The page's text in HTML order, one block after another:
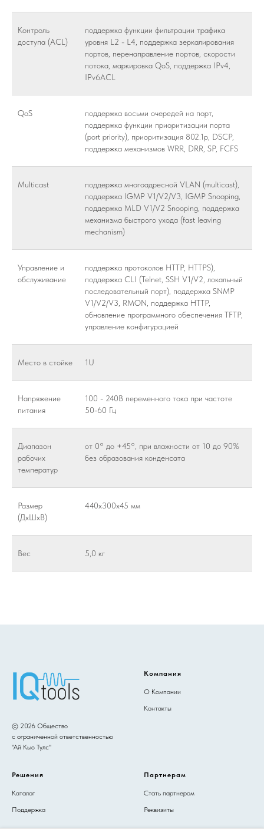
Контроль
доступа (ACL)
поддержка функции фильтрации трафика
уровня L2 - L4, поддержка зеркалирования
портов, перенаправление портов, скорости
потока, маркировка QoS, поддержка IPv4,
IPv6ACL
QoS
поддержка восьми очередей на порт,
поддержка функции приоритизации порта
(port priority), приоритизация 802.1p, DSCP,
поддержка механизмов WRR, DRR, SP, FCFS
Multicast
поддержка многоадресной VLAN (multicast),
поддержка IGMP V1/V2/V3, IGMP Snooping,
поддержка MLD V1/V2 Snooping, поддержка
механизма быстрого ухода (fast leaving
mechanism)
Управление и
обслуживание
поддержка протоколов HTTP, HTTPS),
поддержка CLI (Telnet, SSH V1/V2, локальный
последовательный порт), поддержка SNMP
V1/V2/V3, RMON, поддержка HTTP,
обновление программного обеспечения TFTP,
управление конфигурацией
Место в стойке 1U
Напряжение
питания
100 - 240В переменного тока при частоте
50-60 Гц
Диапазон
рабочих
температур
от 0° до +45°, при влажности от 10 до 90%
без образования конденсата
Размер
(ДхШхВ)
440x300x45 мм
Вес 5,0 кг
© 2026 Общество
с ограниченной ответственностью
"Ай Кью Тулс"
Компания
О Компании
Контакты
Решения
Каталог
Поддержка
Партнерам
Стать партнером
Реквизиты